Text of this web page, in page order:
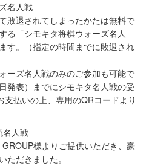
名人戦
敗退されてしまったかたは無料で
る「シモキタ将棋ウォーズ名人
す。（指定の時間までに敗退され
ーズ名人戦のみのご参加も可能で
発表）までにシモキタ名人戦の受
払いの上、専用のQRコードより
名人戦
様よりご提供いただき、豪
ただきました。